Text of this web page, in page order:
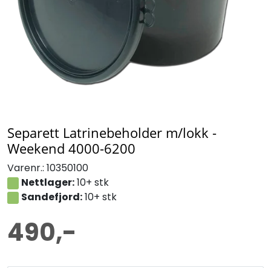
Separett Latrinebeholder m/lokk -
Weekend 4000-6200
Varenr.: 10350100
Nettlager:10+ stk
Sandefjord:10+ stk
490,-